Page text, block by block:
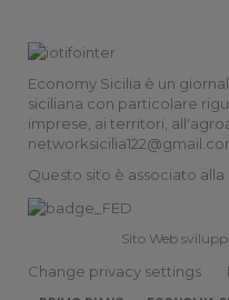
Economy Sicilia è un
siciliana con particolare
imprese, ai territori,
Questo sito è associato alla
Sito Web
Change privacy settings